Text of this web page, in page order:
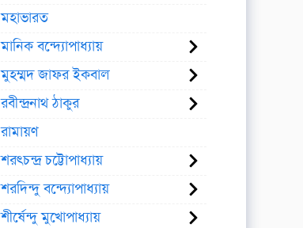
মহাভারত
মানিক বন্দ্যোপাধ্যায়
মুহম্মদ জাফর ইকবাল
রবীন্দ্রনাথ ঠাকুর
রামায়ণ
শরৎচন্দ্র চট্টোপাধ্যায়
শরদিন্দু বন্দ্যোপাধ্যায়
শীর্ষেন্দু মুখোপাধ্যায়